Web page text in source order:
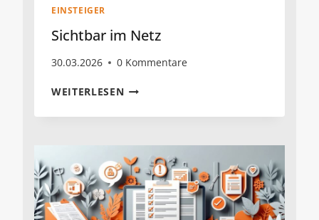
EINSTEIGER
Sichtbar im Netz
30.03.2026 0 Kommentare
WEITERLESENSICHTBAR
NETZ